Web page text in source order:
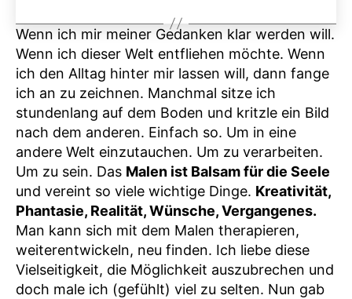
Wenn ich mir meiner Gedanken klar werden will.
Wenn ich dieser Welt entfliehen möchte. Wenn
ich den Alltag hinter mir lassen will, dann fange
ich an zu zeichnen. Manchmal sitze ich
stundenlang auf dem Boden und kritzle ein Bild
nach dem anderen. Einfach so. Um in eine
andere Welt einzutauchen. Um zu verarbeiten.
Um zu sein. Das Malen ist Balsam für die Seele
und vereint so viele wichtige Dinge. Kreativität,
Phantasie, Realität, Wünsche, Vergangenes.
Man kann sich mit dem Malen therapieren,
weiterentwickeln, neu finden. Ich liebe diese
Vielseitigkeit, die Möglichkeit auszubrechen und
doch male ich (gefühlt) viel zu selten. Nun gab